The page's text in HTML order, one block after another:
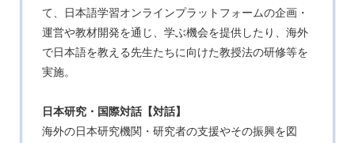
て、日本語学習オンラインプラットフォームの企画・
運営や教材開発を通じ、学ぶ機会を提供したり、海外
で日本語を教える先生たちに向けた教授法の研修等を
実施。
日本研究・国際対話【対話】
海外の日本研究機関・研究者の支援やその振興を図